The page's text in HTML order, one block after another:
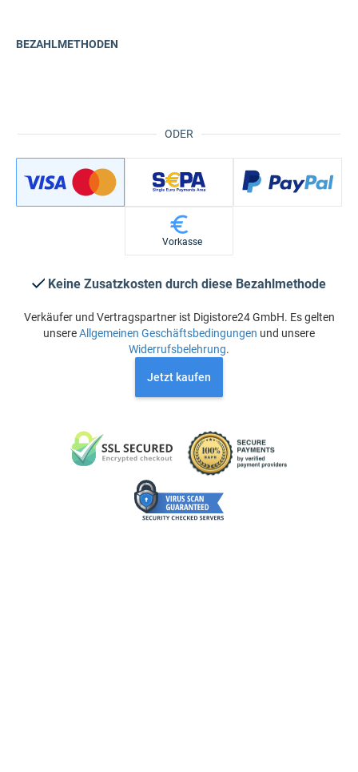
ODER
BEZAHLMETHODEN
Vorkasse
Keine Zusatzkosten durch diese Bezahlmethode
Verkäufer und Vertragspartner ist Digistore24 GmbH. Es gelten
unsereAllgemeinen Geschäftsbedingungen und unsere
Widerrufsbelehrung.
Jetzt kaufen